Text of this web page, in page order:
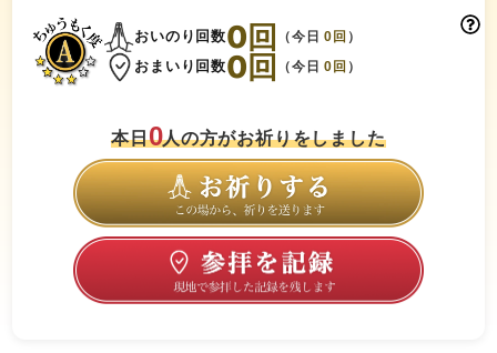
おいのり回数0回 （今日0回 ）
おまいり回数0回 （今日0回 ）
本日0人の方がお祈りをしました